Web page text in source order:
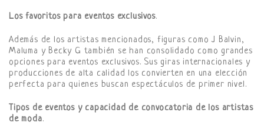
Los favoritos para eventos exclusivos.
Además de los artistas mencionados, figuras como J Balvin,
Maluma y Becky G también se han consolidado como grandes
opciones para eventos exclusivos. Sus giras internacionales y
producciones de alta calidad los convierten en una elección
perfecta para quienes buscan espectáculos de primer nivel.
Tipos de eventos y capacidad de convocatoria de los artistas
de moda.